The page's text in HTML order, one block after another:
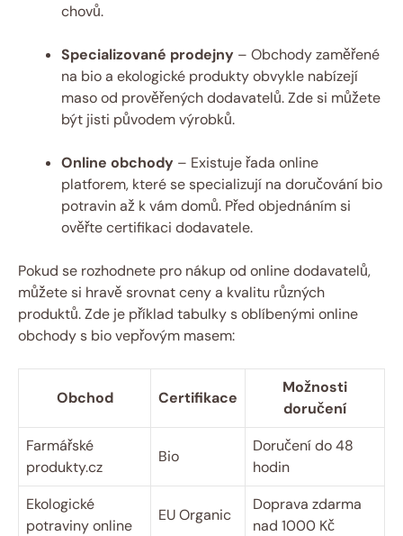
chovů.
Specializované prodejny – Obchody zaměřené
na bio a ekologické produkty obvykle nabízejí
maso od prověřených⁣ dodavatelů. Zde si můžete
být jisti původem výrobků.
Online obchody – Existuje řada⁢ online‌
platforem, které se specializují ⁢na ‍doručování bio‌
potravin až k vám ‍domů. Před objednáním si
ověřte certifikaci dodavatele.
Pokud se rozhodnete pro‍ nákup od online dodavatelů,⁤
můžete si hravě srovnat ceny ⁤a kvalitu různých
produktů. ​Zde je‍ příklad tabulky s oblíbenými‌ online‌
obchody s bio vepřovým ⁤masem:
Obchod Certifikace
Možnosti
doručení
Farmářské‍
produkty.cz
Bio
Doručení do 48⁤
hodin
Ekologické
potraviny online
EU ​Organic
Doprava zdarma
nad 1000 Kč